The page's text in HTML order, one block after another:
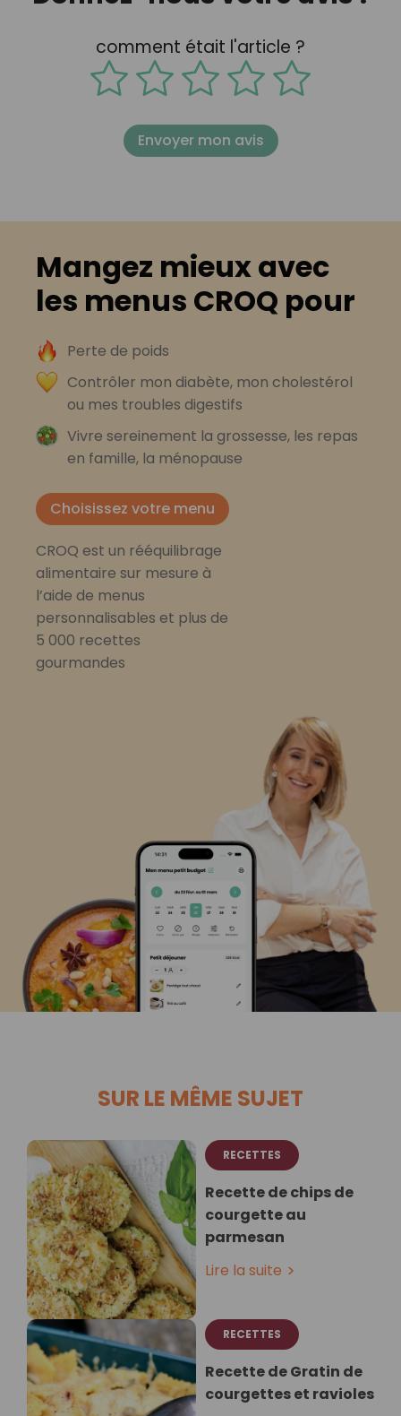
comment était l'article ?
Envoyer mon avis
Mangez mieux avec
les menus CROQ pour
Perte de poids
Contrôler mon diabète, mon cholestérol
ou mes troubles digestifs
Vivre sereinement la grossesse, les repas
en famille, la ménopause
Choisissez votre menu
CROQ est un rééquilibrage
alimentaire sur mesure à
l’aide de menus
personnalisables et plus de
5 000 recettes
gourmandes
SUR LE MÊME SUJET
RECETTES
Recette de chips de
courgette au
parmesan
Lire la suite
RECETTES
Recette de Gratin de
courgettes et ravioles